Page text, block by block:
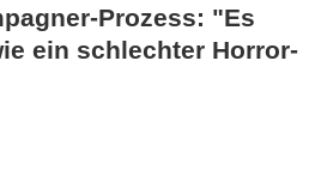
Prozess: "Es
ein schlechter Horror-